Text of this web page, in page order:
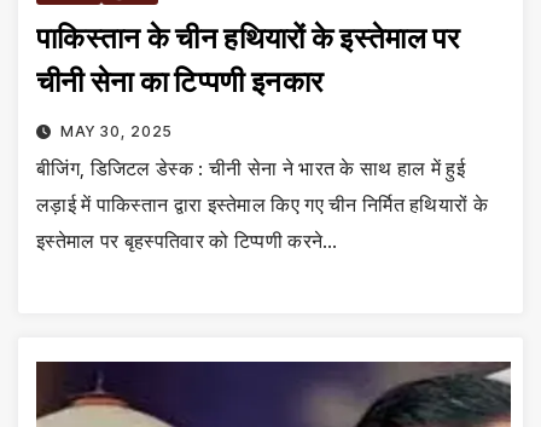
पाकिस्तान के चीन हथियारों के इस्तेमाल पर
चीनी सेना का टिप्पणी इनकार
MAY 30, 2025
बीजिंग, डिजिटल डेस्क : चीनी सेना ने भारत के साथ हाल में हुई
लड़ाई में पाकिस्तान द्वारा इस्तेमाल किए गए चीन निर्मित हथियारों के
इस्तेमाल पर बृहस्पतिवार को टिप्पणी करने…